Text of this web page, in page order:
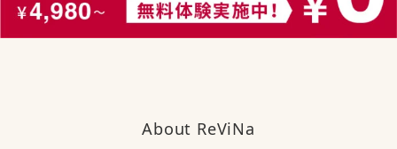
About ReViNa